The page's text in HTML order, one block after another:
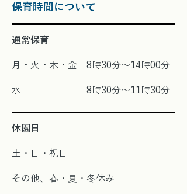
保育時間について
通常保育
月・火・木・金 8時30分〜14時00分
水 8時30分〜11時30分
休園日
土・日・祝日
その他、春・夏・冬休み